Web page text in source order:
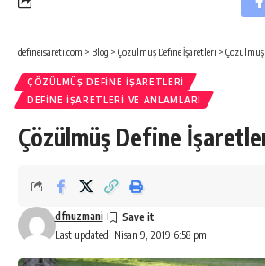
defineisareti.com > Blog > Çözülmüş Define İşaretleri >
ÇÖZÜLMÜŞ DEFINE İŞARETLERI
DEFINE İŞARETLERI VE ANLAMLARI
Çözülmüş Define
Last updated: Nisan 9, 2019 6:58 pm
dfnuzmani